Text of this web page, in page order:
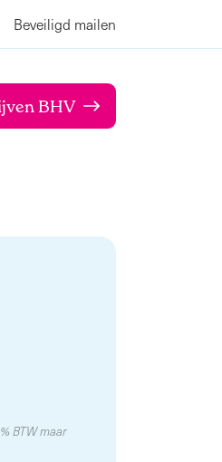
Beveiligd mailen
BHV
BTW maar